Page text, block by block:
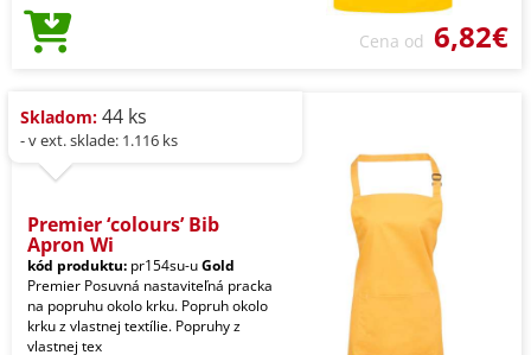
Cena od 6,82€
Skladom: 44 ks
- v ext. sklade: 1.116 ks
Premier ‘colours’ Bib
Apron Wi
kód produktu: pr154su-uGold
Premier Posuvná nastaviteľná pracka
na popruhu okolo krku. Popruh okolo
krku z vlastnej textílie. Popruhy z
vlastnej tex